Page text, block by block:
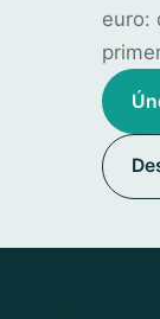
euro: